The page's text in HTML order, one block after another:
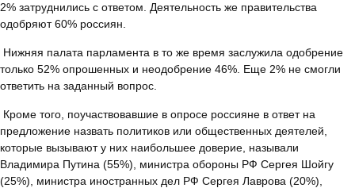
2% затруднились с ответом. Деятельность же правительства
одобряют 60% россиян.
Нижняя палата парламента в то же время заслужила одобрение
только 52% опрошенных и неодобрение 46%. Еще 2% не смогли
ответить на заданный вопрос.
Кроме того, поучаствовавшие в опросе россияне в ответ на
предложение назвать политиков или общественных деятелей,
которые вызывают у них наибольшее доверие, называли
Владимира Путина (55%), министра обороны РФ Сергея Шойгу
(25%), министра иностранных дел РФ Сергея Лаврова (20%),